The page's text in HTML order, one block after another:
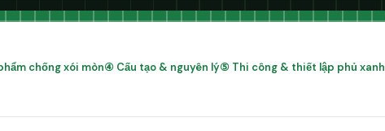
chống xói mòn④ Cấu tạo & nguyên lý⑤ Thi công & thiết lập phủ xanh